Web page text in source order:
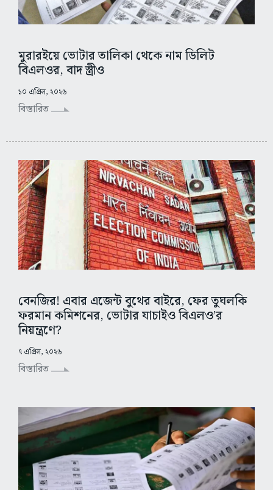
মুরারইয়ে ভোটার তালিকা থেকে নাম ডিলিট
বিএলওর, বাদ স্ত্রীও
১০ এপ্রিল, ২০২৬
বিস্তারিত
বেনজির! এবার এজেন্ট বুথের বাইরে, ফের তুঘলকি
ফরমান কমিশনের, ভোটার যাচাইও বিএলও’র
নিয়ন্ত্রণে?
৭ এপ্রিল, ২০২৬
বিস্তারিত